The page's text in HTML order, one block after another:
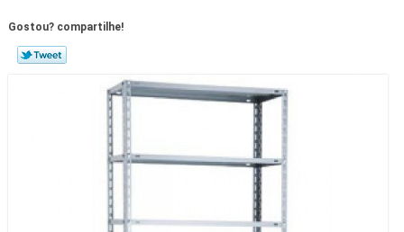
Gostou? compartilhe!